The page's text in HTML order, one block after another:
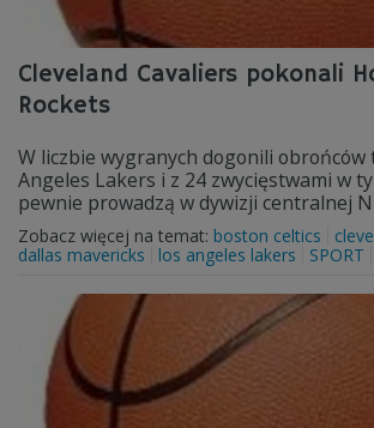
Cleveland Cavaliers pokonali
Rockets
W liczbie wygranych dogonili obrońców
Angeles Lakers i z 24 zwycięstwami w
pewnie prowadzą w dywizji centralnej
Zobacz więcej na temat: boston celtics
dallas mavericks
los angeles lakers SPORT